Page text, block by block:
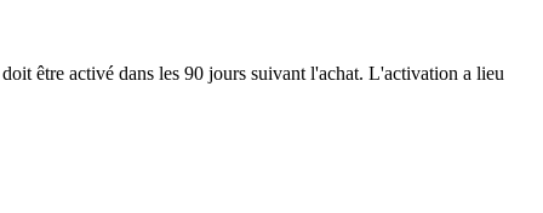
être activé dans les 90 jours suivant l'achat. L'activation a lieu